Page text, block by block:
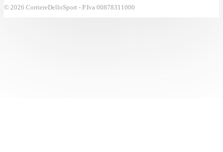
© 2026 CorriereDelloSport - P.Iva 00878311000